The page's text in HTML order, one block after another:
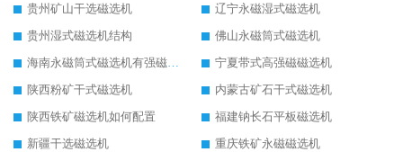
贵州矿山干选磁选机
辽宁永磁湿式磁选机
贵州湿式磁选机结构
佛山永磁筒式磁选机
海南永磁筒式磁选机有强磁的吗
宁夏带式高强磁磁选机
陕西粉矿干式磁选机
内蒙古矿石干式磁选机
陕西铁矿磁选机如何配置
福建钠长石平板磁选机
新疆干选磁选机
重庆铁矿永磁磁选机